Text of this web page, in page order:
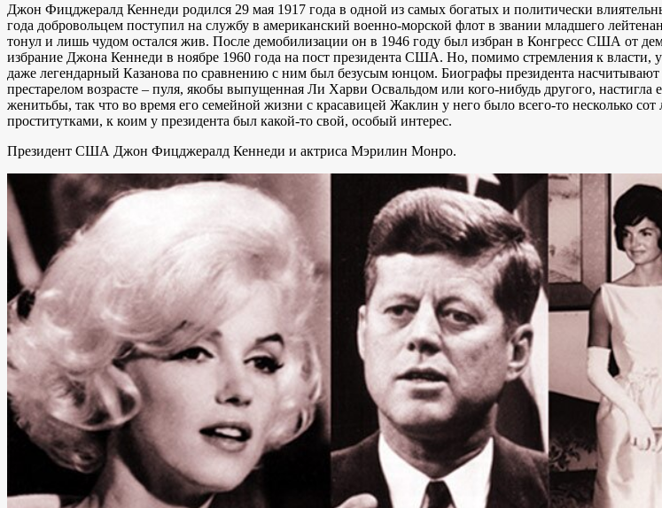
Джон Фицджералд Кеннеди родился 29 мая 1917 года в одной из самых богатых и политически
года добровольцем поступил на службу в американский военно-морской флот в звании младшего
тонул и лишь чудом остался жив. После демобилизации он в 1946 году был избран в Конгресс США от
избрание Джона Кеннеди в ноябре 1960 года на пост президента США. Но, помимо стремления к
даже легендарный Казанова по сравнению с ним был безусым юнцом. Биографы президента
престарелом возрасте – пуля, якобы выпущенная Ли Харви Освальдом или кого-нибудь другого,
женитьбы, так что во время его семейной жизни с красавицей Жаклин у него было всего-то несколько
проститутками, к коим у президента был какой-то свой, особый интерес.
Президент США Джон Фицджералд Кеннеди и актриса Мэрилин Монро.